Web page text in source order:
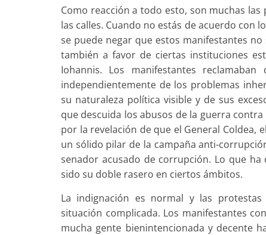
Como reacción a todo esto, son muchas
las calles. Cuando no estás de acuerdo con
se puede negar que estos manifestantes
también a favor de ciertas instituciones
Iohannis. Los manifestantes
independientemente de los problemas
su naturaleza política visible y de sus
que descuida los abusos de la guerra
por la revelación de que el General Coldea,
un sólido pilar de la campaña anti-
senador acusado de corrupción. Lo que
sido su doble rasero en ciertos ámbitos.
La indignación es normal y las
situación complicada. Los manifestantes
mucha gente bienintencionada y decente